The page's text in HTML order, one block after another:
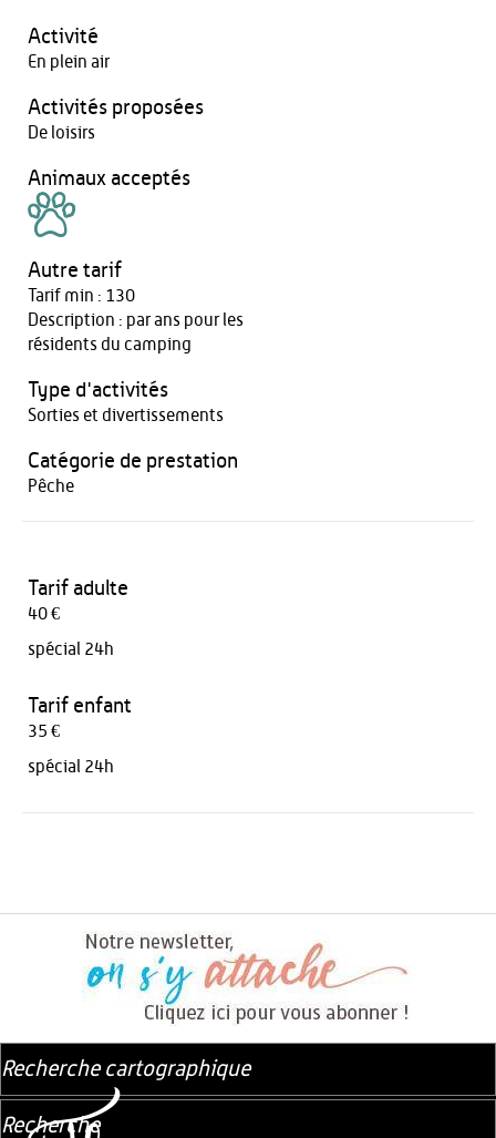
Activité
En plein air
Activités proposées
De loisirs
Animaux acceptés
Autre tarif
Tarif min : 130
Description : par ans pour les
résidents du camping
Type d'activités
Sorties et divertissements
Catégorie de prestation
Pêche
Tarif adulte
40 €
spécial 24h
Tarif enfant
35 €
spécial 24h
Recherche cartographique
Recherche